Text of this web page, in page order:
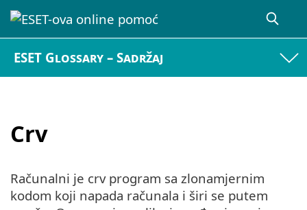
ESET Glossary – Sadržaj
Crv
Računalni je crv program sa zlonamjernim
kodom koji napada računala i širi se putem